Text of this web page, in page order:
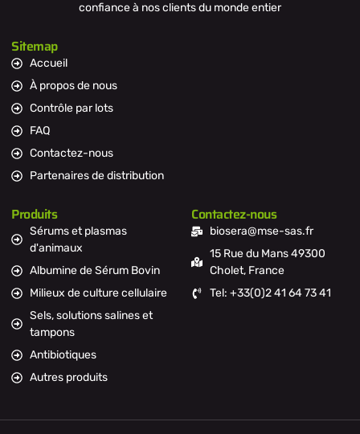
confiance à nos clients du monde entier
Sitemap
Accueil
À propos de nous
Contrôle par lots
FAQ
Contactez-nous
Partenaires de distribution
Produits
Sérums et plasmas
d'animaux
Albumine de Sérum Bovin
Milieux de culture cellulaire
Sels, solutions salines et
tampons
Antibiotiques
Autres produits
Contactez-nous
biosera@mse-sas.fr
15 Rue du Mans 49300
Cholet, France
Tel: +33(0)2 41 64 73 41